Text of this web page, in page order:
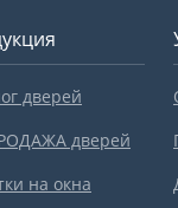
дверей
дверей
на окна